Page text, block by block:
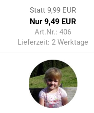
Statt 9,99 EUR
Nur 9,49 EUR
Art.Nr.: 406
Lieferzeit:2 Werktage